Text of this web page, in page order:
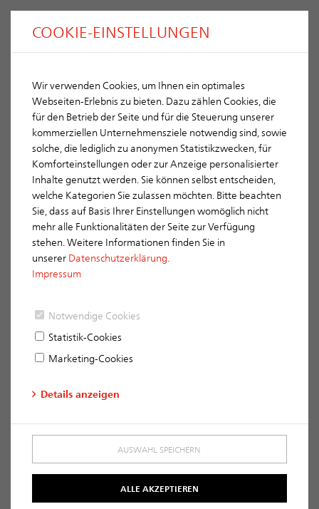
Sonstige Systeme
ACE 16
Lichte Weite: 16 cm
Außenmaße: 31 cm
Gewicht kg/Stgm: 21
Bestell-Nr.: ACE 16
COOKIE-EINSTELLUNGEN
Wir verwenden Cookies, um Ihnen ein optimales
Webseiten-Erlebnis zu bieten. Dazu zählen Cookies, die
für den Betrieb der Seite und für die Steuerung unserer
kommerziellen Unternehmensziele notwendig sind, sowie
solche, die lediglich zu anonymen Statistikzwecken, für
Komforteinstellungen oder zur Anzeige personalisierter
Inhalte genutzt werden. Sie können selbst entscheiden,
welche Kategorien Sie zulassen möchten. Bitte beachten
Sie, dass auf Basis Ihrer Einstellungen womöglich nicht
mehr alle Funktionalitäten der Seite zur Verfügung
stehen. Weitere Informationen finden Sie in
unserer Datenschutzerklärung.
Impressum
Notwendige Cookies
Statistik-Cookies
Marketing-Cookies
Details anzeigen
AUSWAHL SPEICHERN
ALLE AKZEPTIEREN